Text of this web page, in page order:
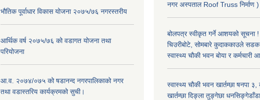
भौतिक पूर्वाधार विकास योजना २०७५/७६ नगरस्तरीय
आर्थिक वर्ष २०७५/७६ को वडागत योजना तथा
परियोजना
आ.व. २०७४/०७५ को षडानन्द नगरपालिकाको नगर
तथा वडास्तरिय कार्यक्रमको सुची।
नगर अस्पताल Roof Truss निर्माण )
बोलपत्र स्वीकृत गर्ने आशयको सूचना !
चिउरीबोटे, सोमबारे कुदाककाउले सडक
स्वास्थ्य चौकी भवन बोया र कर्मचारी
स्वास्थ्य चौकी भवन खार्तम्छा षनपा
खार्तम्छा दिङ्ला तुङ्गेछा